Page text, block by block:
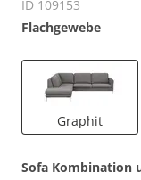
ID 109153
Flachgewebe
Graphit
Sofa Kombination